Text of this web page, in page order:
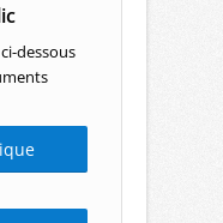
dessous